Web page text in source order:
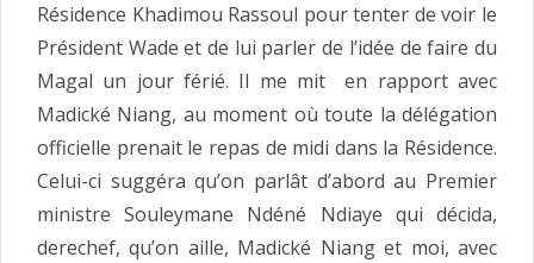
Résidence Khadimou Rassoul pour tenter de voir le
Président Wade et de lui parler de l’idée de faire du
Magal un jour férié. Il me mit en rapport avec
Madické Niang, au moment où toute la délégation
officielle prenait le repas de midi dans la Résidence.
Celui-ci suggéra qu’on parlât d’abord au Premier
ministre Souleymane Ndéné Ndiaye qui décida,
derechef, qu’on aille, Madické Niang et moi, avec